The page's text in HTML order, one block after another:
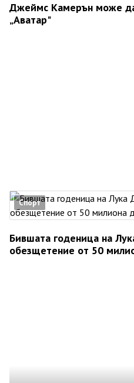
Джеймс Камерън може
„Аватар"
Спорт
Бившата годеница на
обезщетение от 50